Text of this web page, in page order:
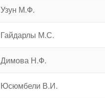
Узун М.Ф.
Гайдарлы М.С.
Димова Н.Ф.
Юсюмбели В.И.